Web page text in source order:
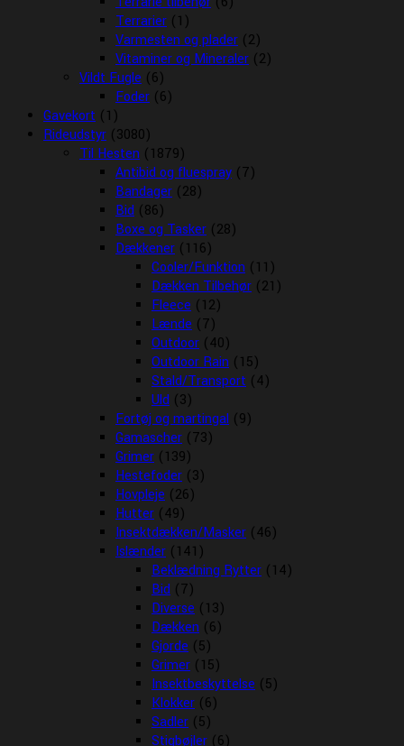
Terrarier (1)
Varmesten og plader (2)
Vitaminer og Mineraler (2)
Vildt Fugle (6)
Foder (6)
Gavekort (1)
Rideudstyr (3080)
Til Hesten (1879)
Antibid og fluespray (7)
Bandager (28)
Bid (86)
Boxe og Tasker (28)
Dækkener (116)
Cooler/Funktion (11)
Dækken Tilbehør (21)
Fleece (12)
Lænde (7)
Outdoor (40)
Outdoor Rain (15)
Stald/Transport (4)
Uld (3)
Fortøj og martingal (9)
Gamascher (73)
Grimer (139)
Hestefoder (3)
Hovpleje (26)
Hutter (49)
Insektdækken/Masker (46)
Islænder (141)
Beklædning Rytter (14)
Bid (7)
Diverse (13)
Dækken (6)
Gjorde (5)
Grimer (15)
Insektbeskyttelse (5)
Klokker (6)
Sadler (5)
Stigbøjler (6)